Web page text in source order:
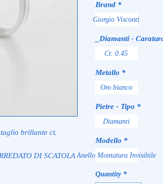
brillante ct.
DI SCATOLA
Brand *
Giorgio Visconti
_Diamanti -
Ct. 0.45
Metallo *
Oro bianco
Pietre - Tipo *
Diamanti
Modello *
Anello Montatura Invisibile
Quantity *